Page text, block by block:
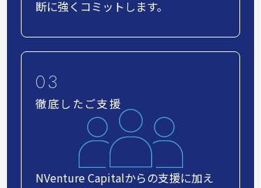
断に強くコミットします。
徹底したご支援
NVenture Capitalからの支援に加え